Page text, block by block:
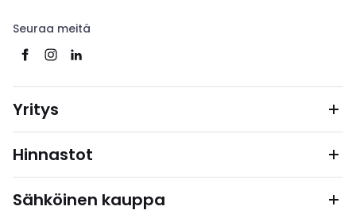
Seuraa meitä
Yritys
Hinnastot
Sähköinen kauppa